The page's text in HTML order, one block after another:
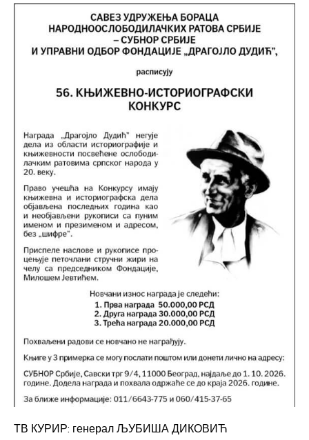
ТВ КУРИР: генерал ЉУБИША ДИКОВИЋ